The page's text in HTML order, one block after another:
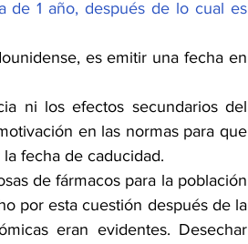
de 1 año, después de lo cual es
es emitir una fecha en
ni los efectos secundarios del
en las normas para que
fecha de caducidad.
de fármacos para la población
por esta cuestión después de la
eran evidentes. Desechar